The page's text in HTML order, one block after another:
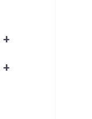
+
+